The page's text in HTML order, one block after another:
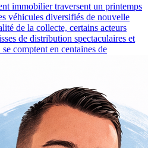
immobilier traversent un printemps
véhicules diversifiés de nouvelle
de la collecte, certains acteurs
de distribution spectaculaires et
comptent en centaines de